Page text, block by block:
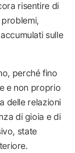
risentire di
sulle
perché fino
e non proprio
delle relazioni
di gioia e di
state